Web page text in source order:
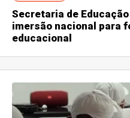
Secretaria de
imersão nacional para
educacional